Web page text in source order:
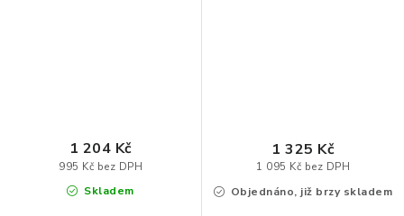
Skladem
995 Kč bez DPH
1 204 Kč
Objednáno, již brzy skladem
1 095 Kč bez DPH
1 325 Kč